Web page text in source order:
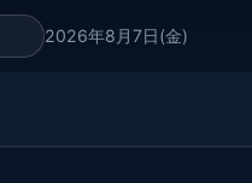
2026年8月7日(金)